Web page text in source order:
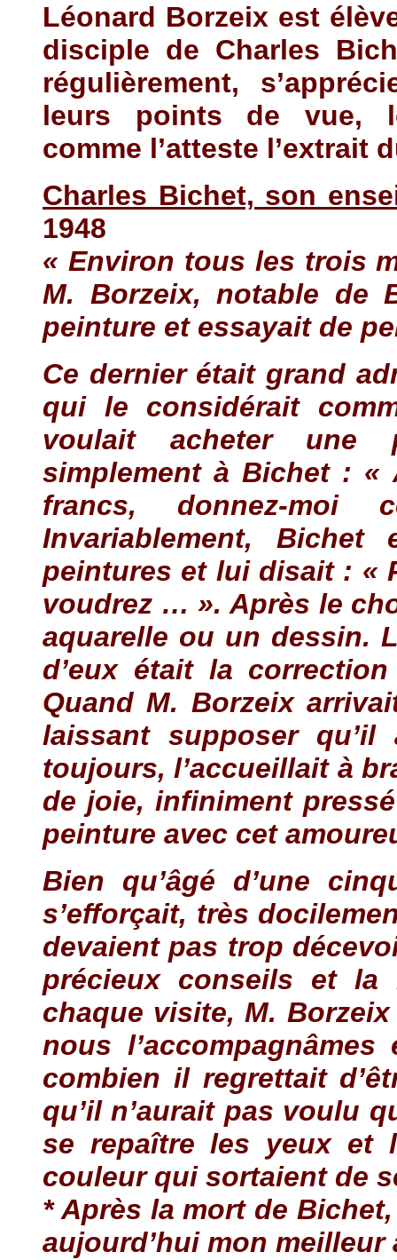
Léonard Borzeix est
disciple de Charles
régulièrement,
leurs points de vue,
comme l’atteste l’extrait
Charles Bichet, son
1948
« Environ tous les trois
M. Borzeix, notable de
peinture et essayait de
Ce dernier était grand
qui le considérait
voulait acheter une
simplement à Bichet : «
francs, donnez-
Invariablement,
peintures et lui disait : «
voudrez … ». Après le
aquarelle ou un dessin.
d’eux était la
Quand M. Borzeix
laissant supposer qu’il
toujours, l’accueillait à
de joie, infiniment
peinture avec cet
Bien qu’âgé d’une
s’efforçait, très
devaient pas trop
précieux conseils et
chaque visite, M.
nous
combien il regrettait
qu’il n’aurait pas voulu
se repaître les yeux et
couleur qui sortaient de
* Après la mort de
aujourd’hui mon meilleur